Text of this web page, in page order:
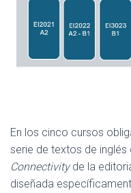
En los cinco cursos
serie de textos de
Connectivityde la
diseñada